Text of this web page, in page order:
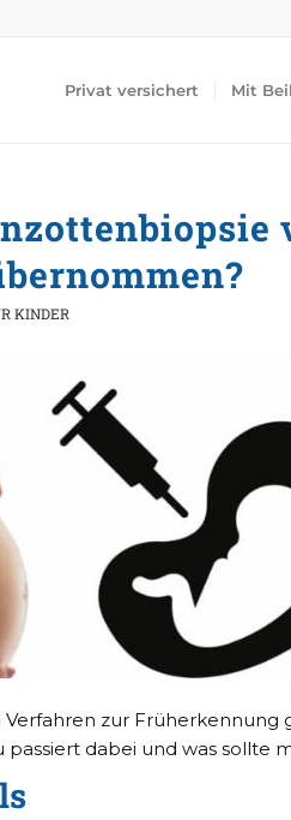
Privat versichert Mit
KINDER
zur
dabei und was sollte